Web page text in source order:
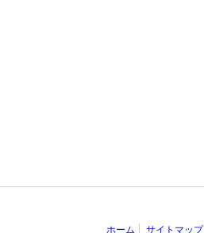
ホーム サイトマップ